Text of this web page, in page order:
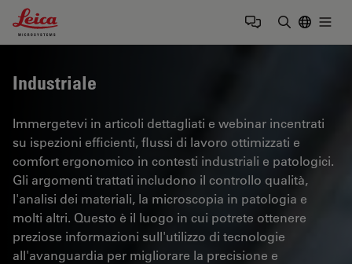
Leica Microsystems Logo
Industriale
Immergetevi in articoli dettagliati e webinar incentrati
su ispezioni efficienti, flussi di lavoro ottimizzati e
comfort ergonomico in contesti industriali e patologici.
Gli argomenti trattati includono il controllo qualità,
l'analisi dei materiali, la microscopia in patologia e
molti altri. Questo è il luogo in cui potrete ottenere
preziose informazioni sull'utilizzo di tecnologie
all'avanguardia per migliorare la precisione e